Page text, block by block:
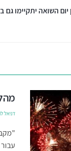
יום השואה יתקיימו גם
דניאל